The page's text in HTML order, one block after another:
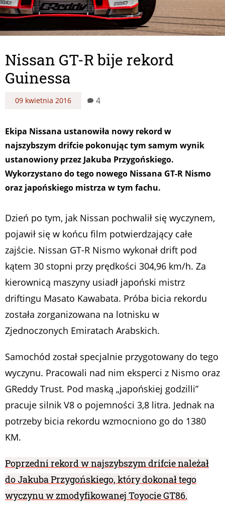
Nissan GT-R bije rekord
Guinessa
09 kwietnia 2016 4
Ekipa Nissana ustanowiła nowy rekord w
najszybszym drifcie pokonując tym samym wynik
ustanowiony przez Jakuba Przygońskiego.
Wykorzystano do tego nowego Nissana GT-R Nismo
oraz japońskiego mistrza w tym fachu.
Dzień po tym, jak Nissan pochwalił się wyczynem,
pojawił się w końcu film potwierdzający całe
zajście. Nissan GT-R Nismo wykonał drift pod
kątem 30 stopni przy prędkości 304,96 km/h. Za
kierownicą maszyny usiadł japoński mistrz
driftingu Masato Kawabata. Próba bicia rekordu
została zorganizowana na lotnisku w
Zjednoczonych Emiratach Arabskich.
Samochód został specjalnie przygotowany do tego
wyczynu. Pracowali nad nim eksperci z Nismo oraz
GReddy Trust. Pod maską „japońskiej godzilli”
pracuje silnik V8 o pojemności 3,8 litra. Jednak na
potrzeby bicia rekordu wzmocniono go do 1380
KM.
Poprzedni rekord w najszybszym drifcie należał
do Jakuba Przygońskiego, który dokonał tego
wyczynu w zmodyfikowanej Toyocie GT86.